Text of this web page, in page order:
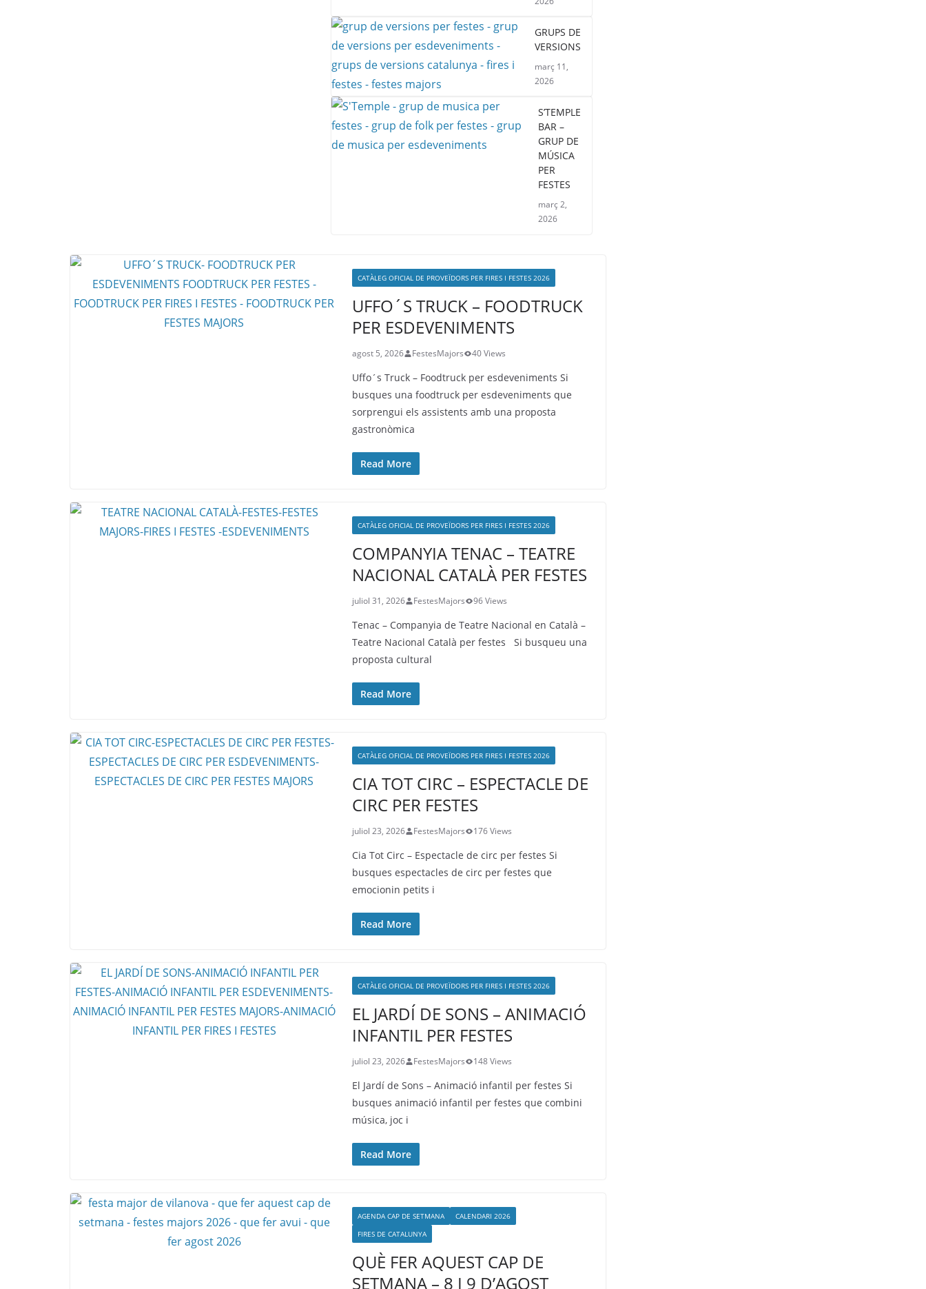
GRUPS DE
VERSIONS
març 11,
2026
S’TEMPLE
BAR –
GRUP DE
MÚSICA
PER
FESTES
març 2,
2026
CATÀLEG OFICIAL DE PROVEÏDORS PER FIRES I FESTES 2026
UFFO´S TRUCK – FOODTRUCK
PER ESDEVENIMENTS
agost 5, 2026 FestesMajors 40 Views
Uffo´s Truck – Foodtruck per esdeveniments Si
busques una foodtruck per esdeveniments que
sorprengui els assistents amb una proposta
gastronòmica
Read More
CATÀLEG OFICIAL DE PROVEÏDORS PER FIRES I FESTES 2026
COMPANYIA TENAC – TEATRE
NACIONAL CATALÀ PER FESTES
juliol 31, 2026 FestesMajors 96 Views
Tenac – Companyia de Teatre Nacional en Català –
Teatre Nacional Català per festes Si busqueu una
proposta cultural
Read More
CATÀLEG OFICIAL DE PROVEÏDORS PER FIRES I FESTES 2026
CIA TOT CIRC – ESPECTACLE DE
CIRC PER FESTES
juliol 23, 2026 FestesMajors 176 Views
Cia Tot Circ – Espectacle de circ per festes Si
busques espectacles de circ per festes que
emocionin petits i
Read More
CATÀLEG OFICIAL DE PROVEÏDORS PER FIRES I FESTES 2026
EL JARDÍ DE SONS – ANIMACIÓ
INFANTIL PER FESTES
juliol 23, 2026 FestesMajors 148 Views
El Jardí de Sons – Animació infantil per festes Si
busques animació infantil per festes que combini
música, joc i
Read More
AGENDA CAP DE SETMANA
CALENDARI 2026
FIRES DE CATALUNYA
QUÈ FER AQUEST CAP DE
SETMANA – 8 I 9 D’AGOST